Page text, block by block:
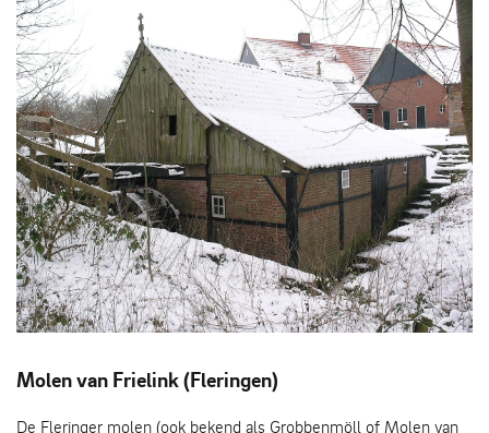
Molen van Frielink (Fleringen)
De Fleringer molen (ook bekend als Grobbenmöll of Molen van